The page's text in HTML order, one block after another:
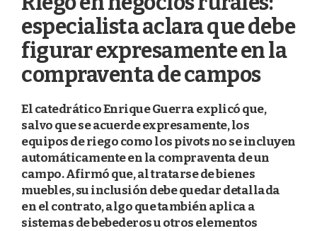
especialista aclara que debe
figurar expresamente en la
compraventa de campos
El catedrático Enrique Guerra explicó que,
salvo que se acuerde expresamente, los
equipos de riego como los pivots no se incluyen
automáticamente en la compraventa de un
campo. Afirmó que, al tratarse de bienes
muebles, su inclusión debe quedar detallada
en el contrato, algo que también aplica a
sistemas de bebederos u otros elementos